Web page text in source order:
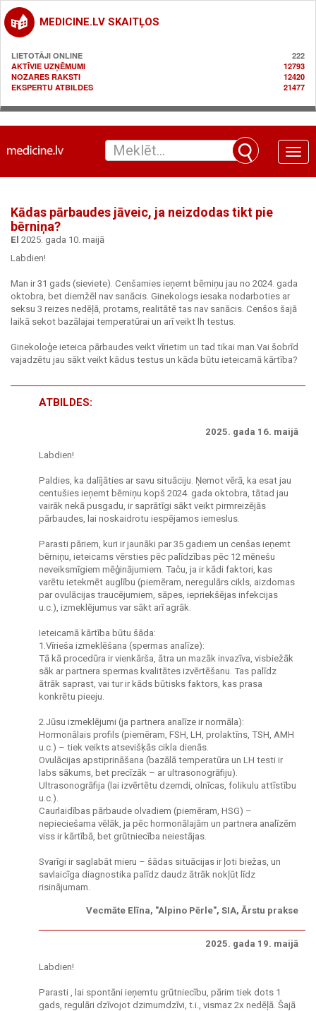
MEDICINE.LV SKAITĻOS
LIETOTĀJI ONLINE
222
AKTĪVIE UZŅĒMUMI
12793
NOZARES RAKSTI
12420
EKSPERTU ATBILDES
21477
Toggle
Kādas pārbaudes jāveic, ja neizdodas tikt pie
bērniņa?
El 2025. gada 10. maijā
Labdien!
Man ir 31 gads (sieviete). Cenšamies ieņemt bērniņu jau no 2024. gada
oktobra, bet diemžēl nav sanācis. Ginekologs iesaka nodarboties ar
seksu 3 reizes nedēļā, protams, realitātē tas nav sanācis. Cenšos šajā
laikā sekot bazālajai temperatūrai un arī veikt lh testus.
Ginekoloģe ieteica pārbaudes veikt vīrietim un tad tikai man.Vai šobrīd
vajadzētu jau sākt veikt kādus testus un kāda būtu ieteicamā kārtība?
ATBILDES:
2025. gada 16. maijā
Labdien!
Paldies, ka dalījāties ar savu situāciju. Ņemot vērā, ka esat jau
centušies ieņemt bērniņu kopš 2024. gada oktobra, tātad jau
vairāk nekā pusgadu, ir saprātīgi sākt veikt pirmreizējās
pārbaudes, lai noskaidrotu iespējamos iemeslus.
Parasti pāriem, kuri ir jaunāki par 35 gadiem un cenšas ieņemt
bērniņu, ieteicams vērsties pēc palīdzības pēc 12 mēnešu
neveiksmīgiem mēģinājumiem. Taču, ja ir kādi faktori, kas
varētu ietekmēt auglību (piemēram, neregulārs cikls, aizdomas
par ovulācijas traucējumiem, sāpes, iepriekšējas infekcijas
u.c.), izmeklējumus var sākt arī agrāk.
Ieteicamā kārtība būtu šāda:
1.Vīrieša izmeklēšana (spermas analīze):
Tā kā procedūra ir vienkārša, ātra un mazāk invazīva, visbiežāk
sāk ar partnera spermas kvalitātes izvērtēšanu. Tas palīdz
ātrāk saprast, vai tur ir kāds būtisks faktors, kas prasa
konkrētu pieeju.
2.Jūsu izmeklējumi (ja partnera analīze ir normāla):
Hormonālais profils (piemēram, FSH, LH, prolaktīns, TSH, AMH
u.c.) – tiek veikts atsevišķās cikla dienās.
Ovulācijas apstiprināšana (bazālā temperatūra un LH testi ir
labs sākums, bet precīzāk – ar ultrasonogrāfiju).
Ultrasonogrāfija (lai izvērtētu dzemdi, olnīcas, folikulu attīstību
u.c.).
Caurlaidības pārbaude olvadiem (piemēram, HSG) –
nepieciešama vēlāk, ja pēc hormonālajām un partnera analīzēm
viss ir kārtībā, bet grūtniecība neiestājas.
Svarīgi ir saglabāt mieru – šādas situācijas ir ļoti biežas, un
savlaicīga diagnostika palīdz daudz ātrāk nokļūt līdz
risinājumam.
Vecmāte Elīna, "Alpino Pērle", SIA, Ārstu prakse
2025. gada 19. maijā
Labdien!
Parasti , lai spontāni ieņemtu grūtniecību, pārim tiek dots 1
gads, regulāri dzīvojot dzimumdzīvi, t.i., vismaz 2x nedēļā. Šajā